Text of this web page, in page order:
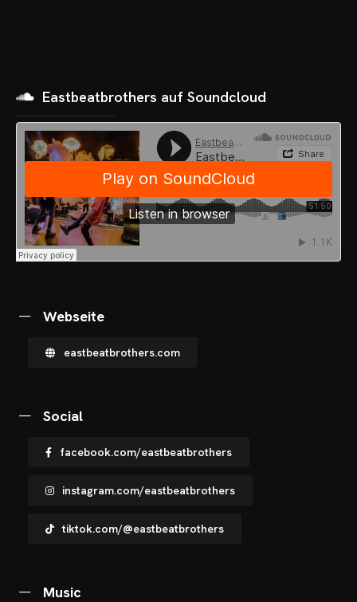
SHOP
Eastbeatbrothers auf Soundcloud
Webseite
eastbeatbrothers.com
Social
facebook.com/eastbeatbrothers
instagram.com/eastbeatbrothers
tiktok.com/@eastbeatbrothers
Music